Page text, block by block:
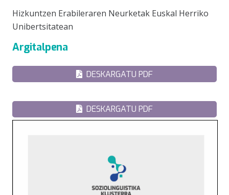
Hizkuntzen Erabileraren Neurketak Euskal Herriko
Unibertsitatean
Argitalpena
DESKARGATU PDF
DESKARGATU PDF